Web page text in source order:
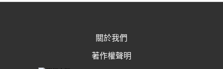
關於我們
著作權聲明